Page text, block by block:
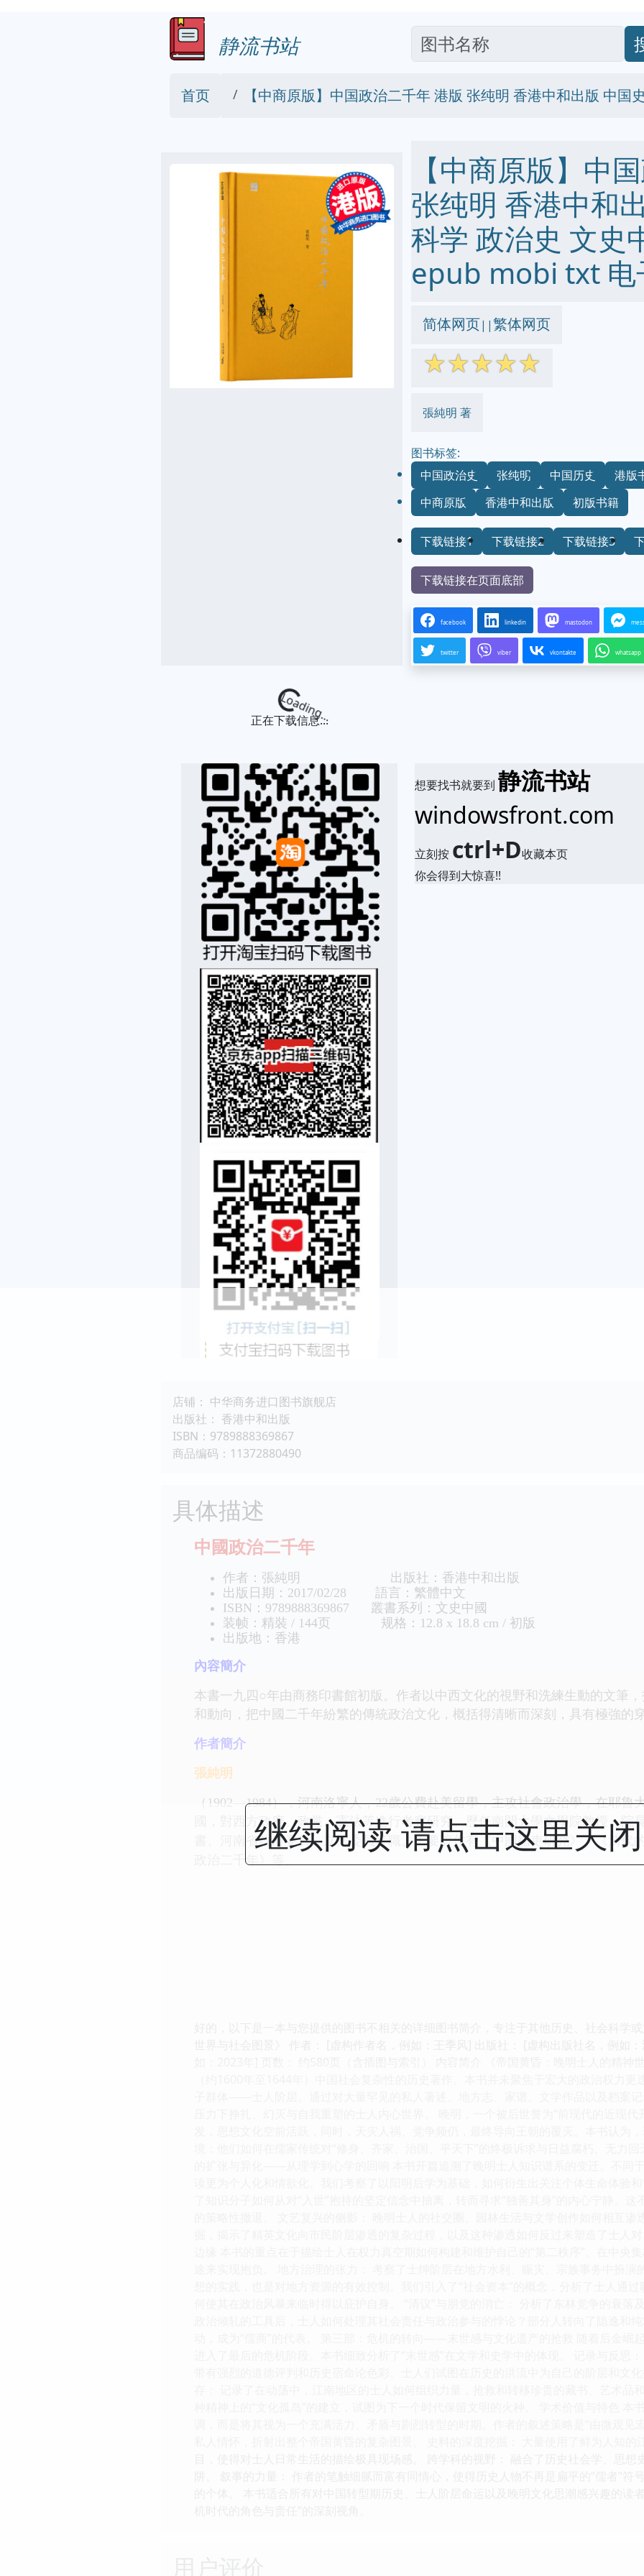
静流书站
首页 【中商原版】中国政治二千年 港版 张纯明 香港中和出版 中国
【中商原版】中
张纯明 香港中和
科学 政治史 文史
epub mobi txt 电
简体网页||繁体网页
☆☆☆☆☆
張純明 著
图书标签:
中国政治史
张纯明 中国历史
港版
中商原版
香港中和出版 初版书籍
下载链接1 下载链接2 下载链接3
下载链接在页面底部
facebook linkedin mastodon
twitter viber vkontakte whatsapp
Loading...
正在下载信息...
想要找书就要到静流书站
windowsfront.com
立刻按 ctrl+D收藏本页
你会得到大惊喜!!
店铺： 中华商务进口图书旗舰店
出版社： 香港中和出版
ISBN：9789888369867
商品编码：11372880490
具体描述
中國政治二千年
作者：張純明 出版社：香港中和出版
出版日期：2017/02/28 語言：繁體中文
ISBN：9789888369867 叢書系列：文史中國
装帧：精裝 / 144页 规格：12.8 x 18.8 cm / 初版
出版地：香港
內容簡介
本書一九四○年由商務印書館初版。作者以中西文化的視野和洗練生動的文筆
和動向，把中國二千年紛繁的傳統政治文化，概括得清晰而深刻，具有極強的
作者簡介
張純明
（1902—1984），河南洛寧人，22歲公費赴美留學，主攻社會政治學，在耶
國，對西方政府、政黨、憲法等進行考察研究。歷任南開大學文學院教授、院
書、河南省政府委員、立法委員等職。主要著作有《中國循吏研究》、《清代
政治二千年》等。
继续阅读 请点击这里关